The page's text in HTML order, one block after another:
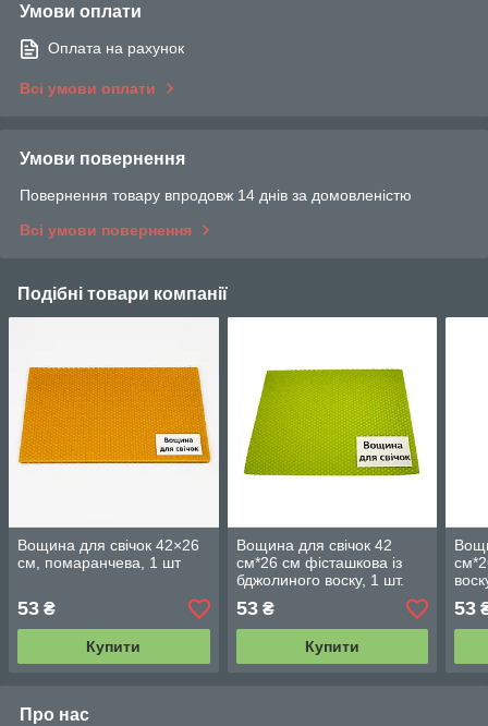
Умови оплати
Оплата на рахунок
Всі умови оплати
Умови повернення
Повернення товару впродовж 14 днів за домовленістю
Всі умови повернення
Подібні товари компанії
Вощина для свічок 42×26
см, помаранчева, 1 шт
53 ₴
Купити
Вощина для свічок 42
см*26 см фісташкова із
бджолиного воску, 1 шт.
53₴
Купити
53
Про нас